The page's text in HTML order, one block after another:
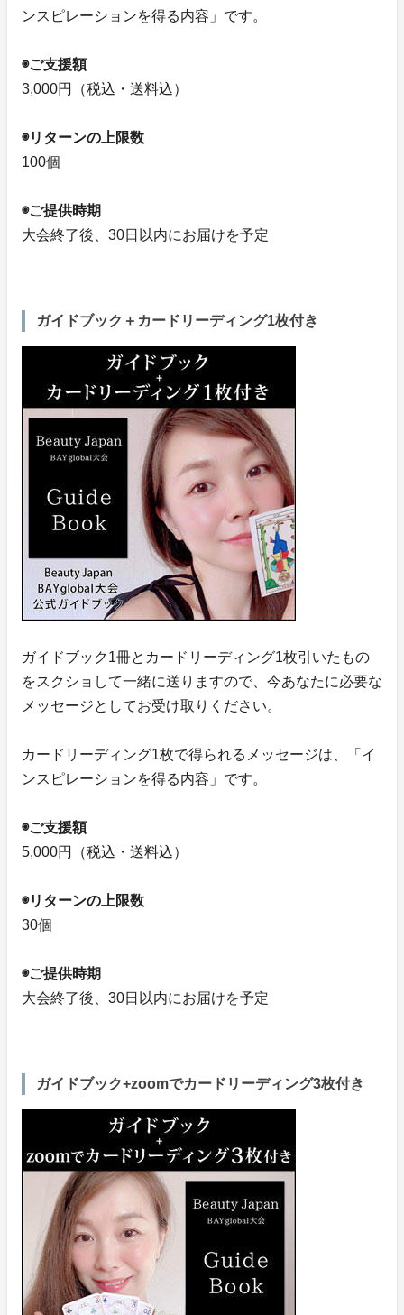
ンスピレーションを得る内容」です。
◉ご支援額
3,000円（税込・送料込）
◉リターンの上限数
100個
◉ご提供時期
大会終了後、30日以内にお届けを予定
ガイドブック＋カードリーディング1枚付き
ガイドブック1冊とカードリーディング1枚引いたもの
をスクショして一緒に送りますので、今あなたに必要な
メッセージとしてお受け取りください。
カードリーディング1枚で得られるメッセージは、「イ
ンスピレーションを得る内容」です。
◉ご支援額
5,000円（税込・送料込）
◉リターンの上限数
30個
◉ご提供時期
大会終了後、30日以内にお届けを予定
ガイドブック+zoomでカードリーディング3枚付き